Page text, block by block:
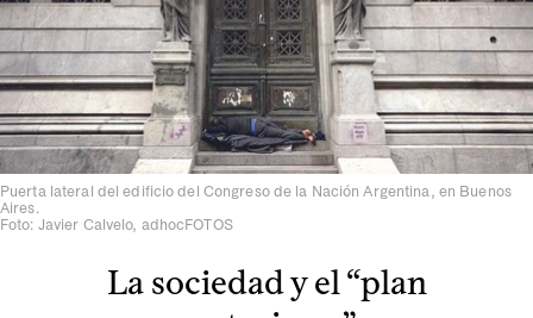
Puerta lateral del edificio del Congreso de la Nación Argentina, en Buenos
Aires.
Foto: Javier Calvelo, adhocFOTOS
La sociedad y el “plan